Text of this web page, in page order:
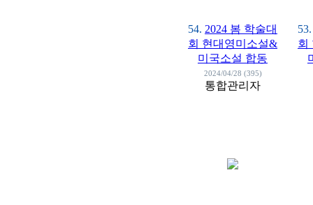
54. 2024 봄 학술대
회 현대영미소설&
미국소설 합동
2024/04/28 (395)
통합관리자
53.
회